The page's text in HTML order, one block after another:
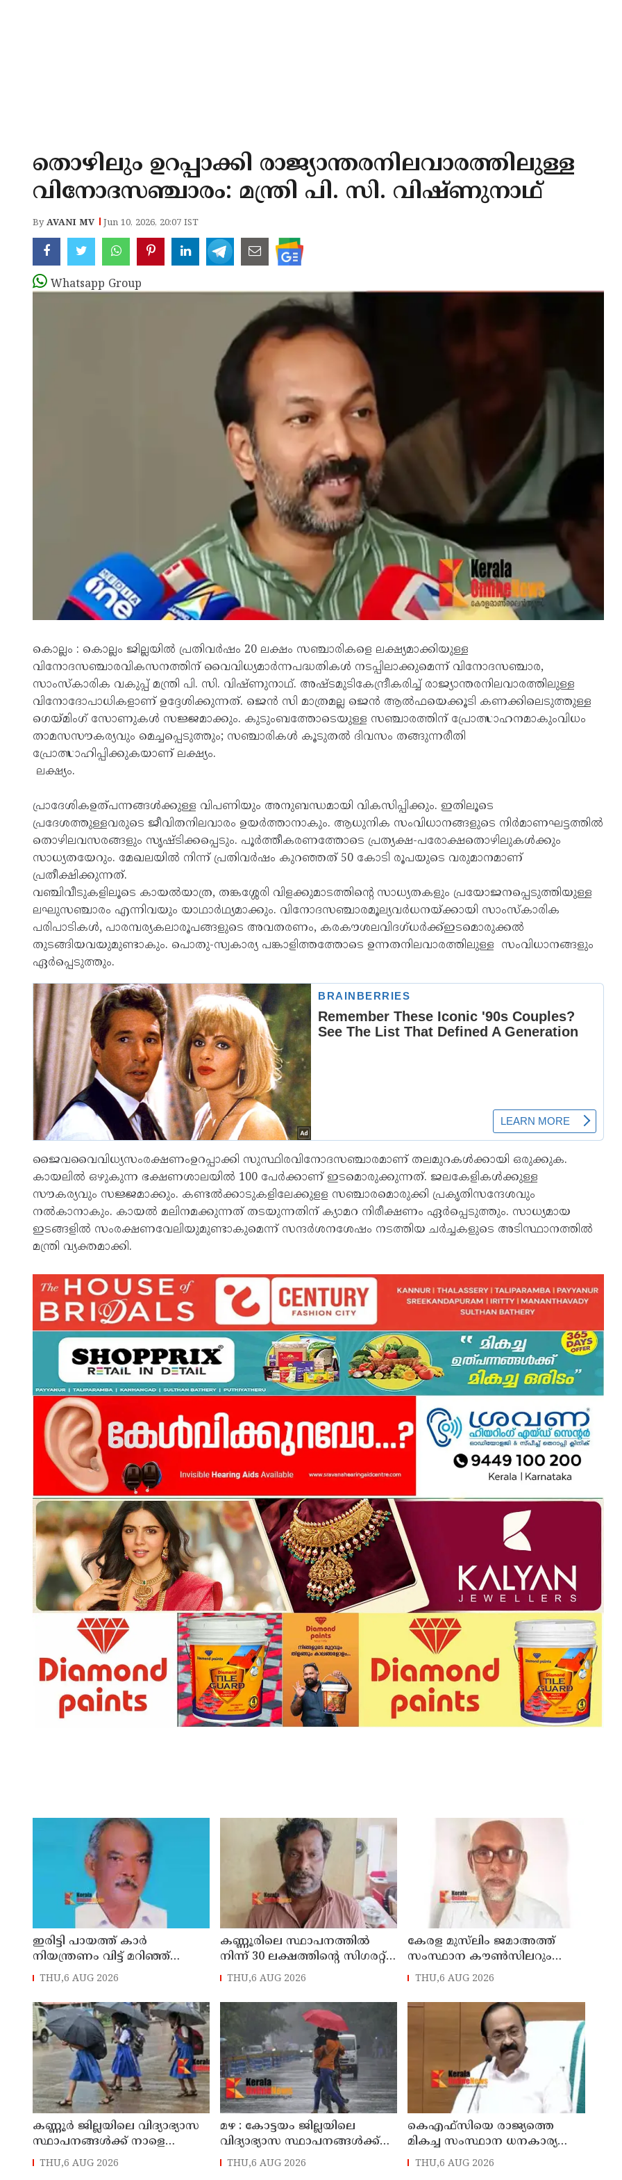
തൊഴിലും ഉറപ്പാക്കി രാജ്യാന്തരനിലവാരത്തിലുള്ള
വിനോദസഞ്ചാരം: മന്ത്രി പി. സി. വിഷ്ണുനാഥ്
ByAVANI MV Jun 10, 2026, 20:07 IST
Whatsapp Group
കൊല്ലം : കൊല്ലം ജില്ലയിൽ പ്രതിവർഷം 20 ലക്ഷം സഞ്ചാരികളെ ലക്ഷ്യമാക്കിയുള്ള
വിനോദസഞ്ചാരവികസനത്തിന് വൈവിധ്യമാർന്നപദ്ധതികൾ നടപ്പിലാക്കുമെന്ന് വിനോദസഞ്ചാര,
സാംസ്‌കാരിക വകുപ്പ് മന്ത്രി പി. സി. വിഷ്ണുനാഥ്. അഷ്ടമുടികേന്ദ്രീകരിച്ച് രാജ്യാന്തരനിലവാരത്തിലുള്ള
വിനോദോപാധികളാണ് ഉദ്ദേശിക്കുന്നത്. ജെൻ സി മാത്രമല്ല ജെൻ ആൽഫയെക്കൂടി കണക്കിലെടുത്തുള്ള
ഗെയ്മിംഗ് സോണുകൾ സജ്ജമാക്കും. കുടുംബത്തോടെയുള്ള സഞ്ചാരത്തിന് പ്രോത്സാഹനമാകുംവിധം
താമസസൗകര്യവും മെച്ചപ്പെടുത്തും; സഞ്ചാരികൾ കൂടുതൽ ദിവസം തങ്ങുന്നരീതി
പ്രോത്സാഹിപ്പിക്കുകയാണ് ലക്ഷ്യം.
ലക്ഷ്യം.
പ്രാദേശികഉത്പന്നങ്ങൾക്കുള്ള വിപണിയും അനുബന്ധമായി വികസിപ്പിക്കും. ഇതിലൂടെ
പ്രദേശത്തുള്ളവരുടെ ജീവിതനിലവാരം ഉയർത്താനാകും. ആധുനിക സംവിധാനങ്ങളുടെ നിർമാണഘട്ടത്തിൽ
തൊഴിലവസരങ്ങളും സൃഷ്ടിക്കപ്പെടും. പൂർത്തീകരണത്തോടെ പ്രത്യക്ഷ-പരോക്ഷതൊഴിലുകൾക്കും
സാധ്യതയേറും. മേഖലയിൽ നിന്ന് പ്രതിവർഷം കുറഞ്ഞത് 50 കോടി രൂപയുടെ വരുമാനമാണ്
പ്രതീക്ഷിക്കുന്നത്.
വഞ്ചിവീടുകളിലൂടെ കായൽയാത്ര, തങ്കശ്ശേരി വിളക്കുമാടത്തിന്റെ സാധ്യതകളും പ്രയോജനപ്പെടുത്തിയുള്ള
ലഘുസഞ്ചാരം എന്നിവയും യാഥാർഥ്യമാക്കും. വിനോദസഞ്ചാരമൂല്യവർധനയ്ക്കായി സാംസ്‌കാരിക
പരിപാടികൾ, പാരമ്പര്യകലാരൂപങ്ങളുടെ അവതരണം, കരകൗശലവിദഗ്ധർക്ക്ഇടമൊരുക്കൽ
തുടങ്ങിയവയുമുണ്ടാകും. പൊതു-സ്വകാര്യ പങ്കാളിത്തത്തോടെ ഉന്നതനിലവാരത്തിലുള്ള സംവിധാനങ്ങളും
ഏർപ്പെടുത്തും.
ജൈവവൈവിധ്യസംരക്ഷണംഉറപ്പാക്കി സുസ്ഥിരവിനോദസഞ്ചാരമാണ് തലമുറകൾക്കായി ഒരുക്കുക.
കായലിൽ ഒഴുകുന്ന ഭക്ഷണശാലയിൽ 100 പേർക്കാണ് ഇടമൊരുക്കുന്നത്. ജലകേളികൾക്കുള്ള
സൗകര്യവും സജ്ജമാക്കും. കണ്ടൽക്കാടുകളിലേക്കുളള സഞ്ചാരമൊരുക്കി പ്രകൃതിസന്ദേശവും
നൽകാനാകും. കായൽ മലിനമക്കുന്നത് തടയുന്നതിന് ക്യാമറ നിരീക്ഷണം ഏർപ്പെടുത്തും. സാധ്യമായ
ഇടങ്ങളിൽ സംരക്ഷണവേലിയുമുണ്ടാകുമെന്ന് സന്ദർശനശേഷം നടത്തിയ ചർച്ചകളുടെ അടിസ്ഥാനത്തിൽ
മന്ത്രി വ്യക്തമാക്കി.
ഇരിട്ടി പായത്ത് കാർ
നിയന്ത്രണം വിട്ട് മറിഞ്ഞ്
തളിപ്പറമ്പിലെ ആദ്യ കാല
THU,6 AUG 2026
കണ്ണൂരിലെ സ്ഥാപനത്തിൽ
നിന്ന് 30 ലക്ഷത്തിന്റെ സിഗരറ്റ്
മോഷണം: തമിഴ്‌നാട്
തെങ്കാശിയിൽ പിടിയിൽ
THU,6 AUG 2026
കേരള മുസ്‌ലിം ജമാഅത്ത്
സംസ്ഥാന കൗൺസിലറും
തളിപ്പറമ്പിലെ മുതിർന്ന മാധ്യമ
അലി മൊഗ്രാൽ നിര്യാതനായി
THU,6 AUG 2026
കണ്ണൂർ ജില്ലയിലെ വിദ്യാഭ്യാസ
സ്ഥാപനങ്ങള്‍ക്ക് നാളെ
(07/08/2026), അവധി
THU,6 AUG 2026
മഴ : കോട്ടയം ജില്ലയിലെ
വിദ്യാഭ്യാസ സ്ഥാപനങ്ങൾക്ക്
നാളെ അവധി
THU,6 AUG 2026
കെഎഫ്‌സിയെ രാജ്യത്തെ
മികച്ച സംസ്ഥാന ധനകാര്യ
സ്ഥാപനമാക്കും: മുഖ്യമന്ത്രി വി
ഡി സതീശൻ
THU,6 AUG 2026